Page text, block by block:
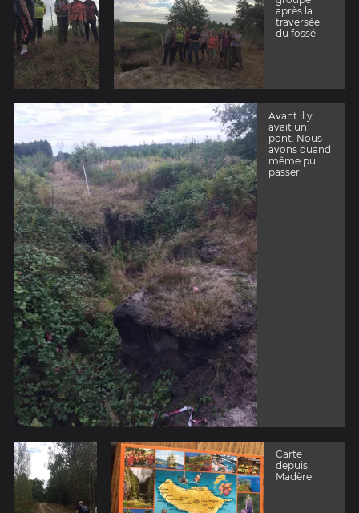
après la
traversée
du fossé
Avant il y
avait un
pont. Nous
avons quand
même pu
passer.
Carte
depuis
Madère